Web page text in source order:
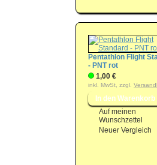
Pentathlon Flight
- PNT rot
1,00 €
inkl. MwSt, zzgl.
Auf meinen
Wunschzettel
Neuer Vergleich